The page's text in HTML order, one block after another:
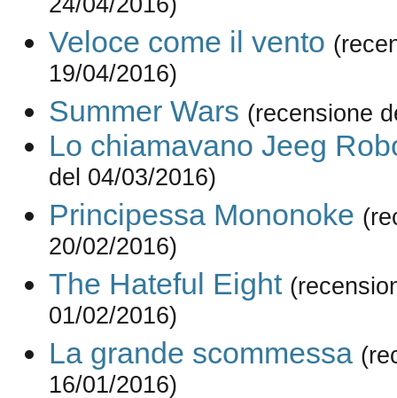
24/04/2016)
Veloce come il vento
19/04/2016)
Summer Wars (recensione
Lo chiamavano Jeeg
del 04/03/2016)
Principessa Mononoke
20/02/2016)
The Hateful Eight
01/02/2016)
La grande scommessa
16/01/2016)